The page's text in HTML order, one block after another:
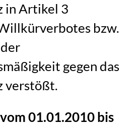
in Artikel 3
bzw.
gegen das
verstößt.
01.01.2010 bis